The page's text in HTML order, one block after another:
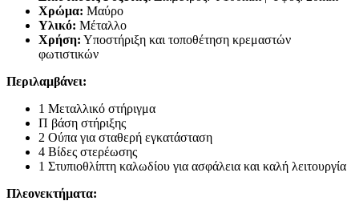
Χρώμα: Μαύρο
Υλικό: Μέταλλο
Χρήση: Υποστήριξη και τοποθέτηση κρεμαστών
φωτιστικών
Περιλαμβάνει:
1 Μεταλλικό στήριγμα
Π βάση στήριξης
2 Ούπα για σταθερή εγκατάσταση
4 Βίδες στερέωσης
1 Στυπιοθλίπτη καλωδίου για ασφάλεια και καλή λειτουργία
Πλεονεκτήματα: